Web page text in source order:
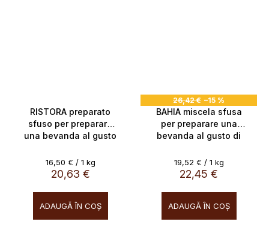
RISTORA preparato
sfuso per preparare
una bevanda al gusto
25g
20,63 €
Evaluare
preţ:
16,50 € / 1 kg
ADAUGĂ ÎN COŞ
26,42 € –15 %
BAHIA miscela sfusa
per preparare una
bevanda al gusto di
23g
22,45 €
Evaluare
preţ:
19,52 € / 1 kg
ADAUGĂ ÎN COŞ